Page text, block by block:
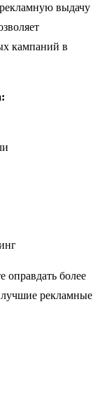
выдачу
кампаний в
более
лучшие рекламные